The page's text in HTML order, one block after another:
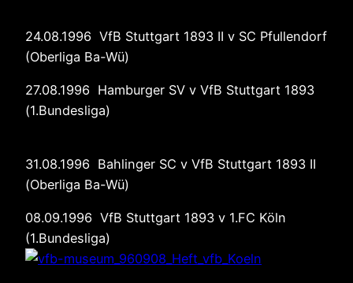
24.08.1996 VfB Stuttgart 1893 II v SC Pfullendorf
(Oberliga Ba-Wü)
27.08.1996 Hamburger SV v VfB Stuttgart 1893
(1.Bundesliga)
31.08.1996 Bahlinger SC v VfB Stuttgart 1893 II
(Oberliga Ba-Wü)
08.09.1996 VfB Stuttgart 1893 v 1.FC Köln
(1.Bundesliga)